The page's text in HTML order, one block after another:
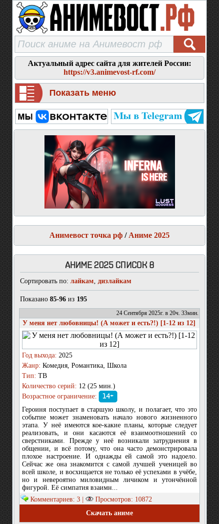
Актуальный адрес сайта для жителей России:
https://v3.animevost-rf.com/
Показать меню
Анимевост точка рф / Аниме 2025
АНИМЕ 2025 СПИСОК 8
Сортировать по: лайкам, дизлайкам
Показано 85-96 из 195
24 Сентября 2025г. в 20ч. 33мин.
У меня нет любовницы! (А может и есть?!) [1-12 из 12]
Год выхода: 2025
Жанр: Комедия, Романтика, Школа
Тип: ТВ
Количество серий: 12 (25 мин.)
Возрастное ограничение:
14+
Героиня поступает в старшую школу, и полагает, что это
событие может знаменовать начало нового жизненного
этапа. У неё имеются кое-какие планы, которые следует
реализовать, и они касаются её взаимоотношений со
сверстниками. Прежде у неё возникали затруднения в
общении, и всё потому, что она часто демонстрировала
плохое настроение. И однажды ей самой это надоело.
Сейчас же она знакомится с самой лучшей ученицей во
всей школе, и восхищается не только её успехами в учёбе,
но и невероятно миловидным личиком и утончённой
фигурой. Её симпатия взаимн...
Комментариев: 3 |
Просмотров: 10872
Скачать аниме